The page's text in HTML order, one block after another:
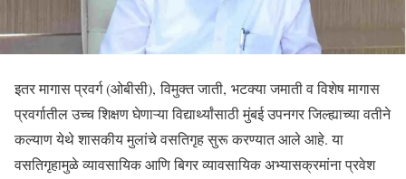
इतर मागास प्रवर्ग (ओबीसी), विमुक्त जाती, भटक्या जमाती व विशेष मागास
प्रवर्गातील उच्च शिक्षण घेणाऱ्या विद्यार्थ्यांसाठी मुंबई उपनगर जिल्ह्याच्या वतीने
कल्याण येथे शासकीय मुलांचे वसतिगृह सुरू करण्यात आले आहे. या
वसतिगृहामुळे व्यावसायिक आणि बिगर व्यावसायिक अभ्यासक्रमांना प्रवेश